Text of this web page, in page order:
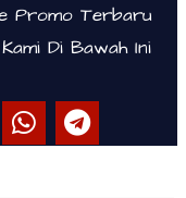
Promo Terbaru
Di Bawah Ini